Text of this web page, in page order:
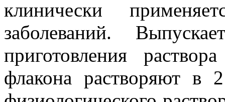
клинически
заболеваний.
приготовления
флакона растворяют